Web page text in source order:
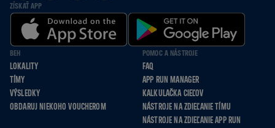
ZÍSKAŤ APP
BEH
LOKALITY
TÍMY
VÝSLEDKY
OBDARUJ NIEKOHO VOUCHEROM
POMOC A NÁSTROJE
FAQ
APP RUN MANAGER
KALKULAČKA CIEĽOV
NÁSTROJE NA ZDIEĽANIE TÍMU
NÁSTROJE NA ZDIEĽANIE APP RUN